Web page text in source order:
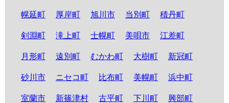
幌延町 厚岸町 旭川市 当別町 積丹町
剣淵町 滝上町 士幌町 美唄市 江差町
月形町 遠別町 むかわ町 大樹町 新冠町
砂川市 ニセコ町 比布町 美幌町 浜中町
室蘭市 新篠津村 古平町 下川町 興部町